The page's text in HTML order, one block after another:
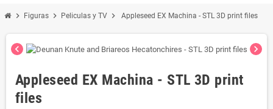
chevron_right Figuras chevron_right Peliculas y TV chevron_right Appleseed EX Machina - STL 3D print files
chevron_left chevron_right
Appleseed EX Machina - STL 3D print
files